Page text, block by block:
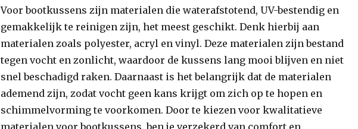
Voor bootkussens zijn materialen die waterafstotend, UV-bestendig en
gemakkelijk te reinigen zijn, het meest geschikt. Denk hierbij aan
materialen zoals polyester, acryl en vinyl. Deze materialen zijn bestand
tegen vocht en zonlicht, waardoor de kussens lang mooi blijven en niet
snel beschadigd raken. Daarnaast is het belangrijk dat de materialen
ademend zijn, zodat vocht geen kans krijgt om zich op te hopen en
schimmelvorming te voorkomen. Door te kiezen voor kwalitatieve
materialen voor bootkussens, ben je verzekerd van comfort en